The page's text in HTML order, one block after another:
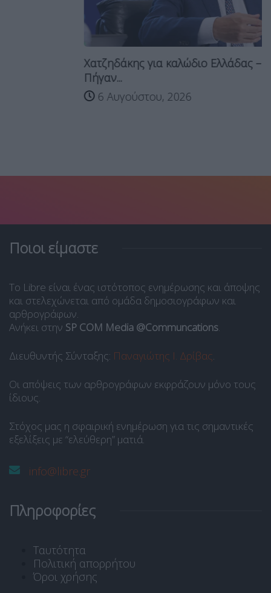
Χατζηδάκης για καλώδιο Ελλάδας – Κύπρου:
6 Αυγούστου, 2026
Ποιοι είμαστε
Το Libre είναι ένας ιστότοπος ενημέρωσης και άποψης
και στελεχώνεται από ομάδα δημοσιογράφων και
αρθρογράφων.
Ανήκει στην SP COM Media @Communcations.
Διευθυντής Σύνταξης: Παναγιώτης Ι. Δρίβας.
Οι απόψεις των αρθρογράφων εκφράζουν μόνο τους
ίδιους.
Στόχος μας η σφαιρική ενημέρωση για τις σημαντικές
εξελίξεις με “ελεύθερη” ματιά.
info@libre.gr
Πληροφορίες
Ταυτότητα
Πολιτική απορρήτου
Όροι χρήσης